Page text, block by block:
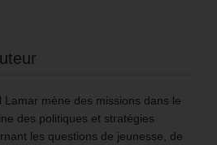
Lamar mène des missions dans le
des politiques et stratégies
les questions de jeunesse, de